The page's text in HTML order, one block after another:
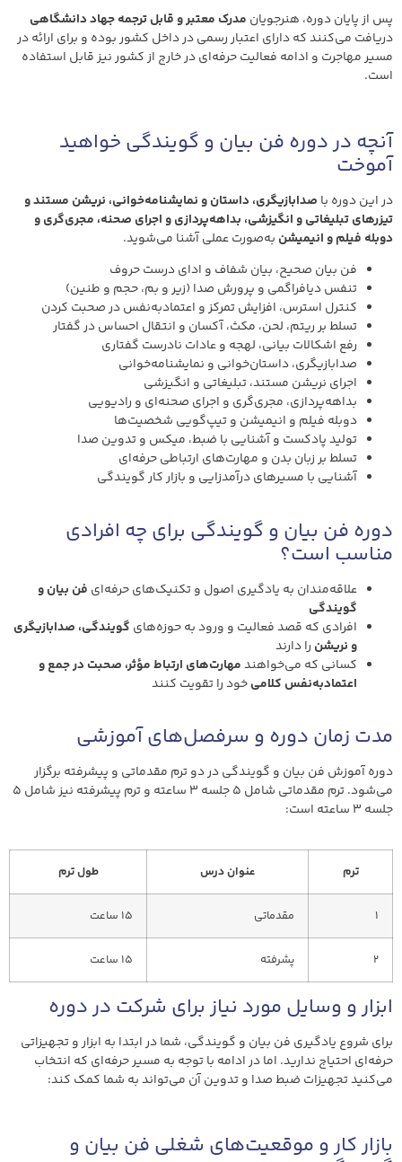
پس از پایان دوره، هنرجویان مدرک معتبر و قابل ترجمه جهاد دانشگاهی
دریافت می‌کنند که دارای اعتبار رسمی در داخل کشور بوده و برای ارائه در
مسیر مهاجرت و ادامه فعالیت حرفه‌ای در خارج از کشور نیز قابل استفاده
است.
آنچه در دوره فن بیان و گویندگی خواهید
آموخت
در این دوره با صدا‌بازیگری، داستان و نمایشنامه‌خوانی، نریشن مستند و
تیزرهای تبلیغاتی و انگیزشی، بداهه‌پردازی و اجرای صحنه، مجری‌گری و
دوبله فیلم و انیمیشن به‌صورت عملی آشنا می‌شوید.
فن بیان صحیح، بیان شفاف و ادای درست حروف
تنفس دیافراگمی و پرورش صدا (زیر و بم، حجم و طنین)
کنترل استرس، افزایش تمرکز و اعتمادبه‌نفس در صحبت کردن
تسلط بر ریتم، لحن، مکث، آکسان و انتقال احساس در گفتار
رفع اشکالات بیانی، لهجه و عادات نادرست گفتاری
صدا‌بازیگری، داستان‌خوانی و نمایشنامه‌خوانی
اجرای نریشن مستند، تبلیغاتی و انگیزشی
بداهه‌پردازی، مجری‌گری و اجرای صحنه‌ای و رادیویی
دوبله فیلم و انیمیشن و تیپ‌گویی شخصیت‌ها
تولید پادکست و آشنایی با ضبط، میکس و تدوین صدا
تسلط بر زبان بدن و مهارت‌های ارتباطی حرفه‌ای
آشنایی با مسیرهای درآمدزایی و بازار کار گویندگی
دوره فن بیان و گویندگی برای چه افرادی
مناسب است؟
علاقه‌مندان به یادگیری اصول و تکنیک‌های حرفه‌ای فن بیان و
گویندگی
افرادی که قصد فعالیت و ورود به حوزه‌های گویندگی، صدا‌بازیگری
و نریشن را دارند
کسانی که می‌خواهندمهارت‌های ارتباط مؤثر، صحبت در جمع و
اعتمادبه‌نفس کلامیخود را تقویت کنند
مدت زمان دوره و سرفصل‌های آموزشی
دوره آموزش فن بیان و گویندگی در دو ترم مقدماتی و پیشرفته برگزار
می‌شود. ترم مقدماتی شامل ۵ جلسه ۳ ساعته و ترم پیشرفته نیز شامل ۵
جلسه ۳ ساعته است:
ترم عنوان درس طول ترم
1 مقدماتی 15 ساعت
2 پشرفته 15 ساعت
ابزار و وسایل مورد نیاز برای شرکت در دوره
برای شروع یادگیری فن بیان و گویندگی، شما در ابتدا به ابزار و تجهیزاتی
حرفه‌ای احتیاج ندارید. اما در ادامه با توجه به مسیر حرفه‌ای که انتخاب
می‌کنید تجهیزات ضبط صدا و تدوین آن می‌تواند به شما کمک کند:
بازار کار و موقعیت‌های شغلی فن بیان و